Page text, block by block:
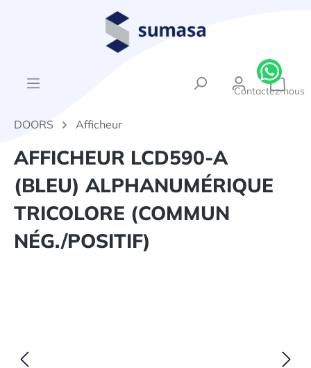
DOORS Afficheur
AFFICHEUR LCD590-A
(BLEU) ALPHANUMÉRIQUE
TRICOLORE (COMMUN
NÉG./POSITIF)
Contactez-nous